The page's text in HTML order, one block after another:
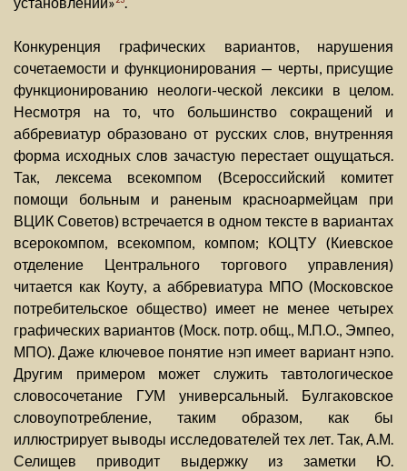
Конкуренция графических вариантов, нарушения
сочетаемости и функционирования — черты, присущие
функционированию неологи-ческой лексики в целом.
Несмотря на то, что большинство сокращений и
аббревиатур образовано от русских слов, внутренняя
форма исходных слов зачастую перестает ощущаться.
Так, лексема всекомпом (Всероссийский комитет
помощи больным и раненым красноармейцам при
ВЦИК Советов) встречается в одном тексте в вариантах
всерокомпом, всекомпом, компом; КОЦТУ (Киевское
отделение Центрального торгового управления)
читается как Коуту, а аббревиатура МПО (Московское
потребительское общество) имеет не менее четырех
графических вариантов (Моск. потр. общ., М.П.О., Эмпео,
МПО). Даже ключевое понятие нэп имеет вариант нэпо.
Другим примером может служить тавтологическое
словосочетание ГУМ универсальный. Булгаковское
словоупотребление, таким образом, как бы
иллюстрирует выводы исследователей тех лет. Так, А.М.
Селищев приводит выдержку из заметки Ю.